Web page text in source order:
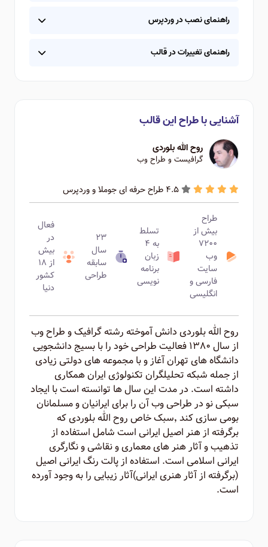
راهنمای نصب در وردپرس
راهنمای تغییرات در قالب
آشنایی با طراح این قالب
روح الله بلوردی
گرافیست و طراح وب
4.5 طراح حرفه ای جوملا و وردپرس
طراح
بیش از
۷۲۰۰
وب
سایت
فارسی و
انگلیسی
تسلط
به ۴
زبان
برنامه
نویسی
۲۳
سال
سابقه
طراحی
فعال
در
بیش
از ۱۸
کشور
دنیا
روح الله بلوردی دانش آموخته رشته گرافیک و طراح وب
از سال ۱۳۸۰ فعالیت طراحی خود را با بسیج دانشجویی
دانشگاه های تهران آغاز و با مجموعه های دولتی زیادی
از جمله شبکه تحلیلگران تکنولوژی ایران همکاری
داشته است. در مدت این سال ها توانسته است با ایجاد
سبکی نو در طراحی وب آن را برای ایرانیان و مسلمانان
بومی سازی کند ٬‌سبک خاص روح الله بلوردی که
برگرفته از هنر اصیل ایرانی است شامل استفاده از
تذهیب و آثار هنر های معماری و نقاشی و نگارگری
ایرانی اسلامی است. استفاده از پالت رنگ ایرانی اصیل
(برگرفته از آثار هنری ایرانی)‌آثار زیبایی را به وجود آورده
است.